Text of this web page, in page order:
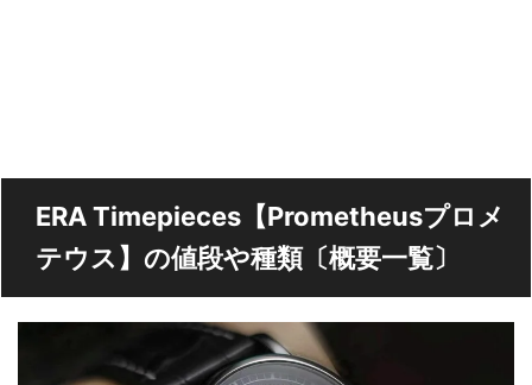
ERA Timepieces【Prometheusプロメ
テウス】の値段や種類〔概要一覧〕